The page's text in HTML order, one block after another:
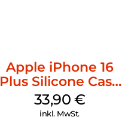
Apple iPhone 16
Plus Silicone Case
MagSafe Lake
Green
33,90 €
inkl. MwSt.